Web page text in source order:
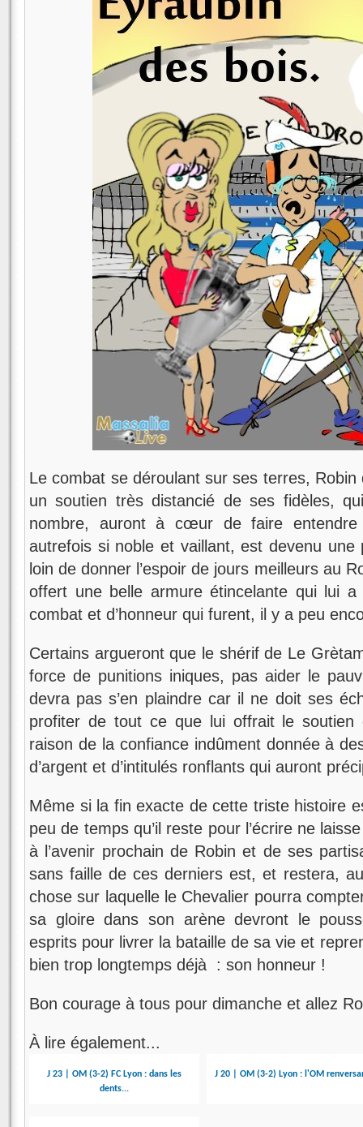
Le combat se déroulant sur ses terres,
un soutien très distancié de ses fidèles,
nombre, auront à cœur de faire
autrefois si noble et vaillant, est devenu une
loin de donner l’espoir de jours meilleurs au
offert une belle armure étincelante qui lui
combat et d’honneur qui furent, il y a peu
Certains argueront que le shérif de Le
force de punitions iniques, pas aider le
devra pas s’en plaindre car il ne doit ses
profiter de tout ce que lui offrait le soutien
raison de la confiance indûment donnée à
d’argent et d’intitulés ronflants qui auront
Même si la fin exacte de cette triste histoire
peu de temps qu’il reste pour l’écrire ne
à l’avenir prochain de Robin et de ses
sans faille de ces derniers est, et restera,
chose sur laquelle le Chevalier pourra
sa gloire dans son arène devront le
esprits pour livrer la bataille de sa vie et
bien trop longtemps déjà : son honneur !
Bon courage à tous pour dimanche et allez
À lire également...
J 23 | OM (3-2) FC Lyon : dans les
dents...
J 20 | OM (3-2) Lyon : l'OM